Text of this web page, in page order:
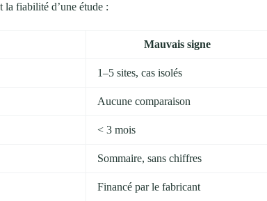
la fiabilité d’une étude :
Mauvais signe
1–5 sites, cas isolés
Aucune comparaison
< 3 mois
Sommaire, sans chiffres
Financé par le fabricant